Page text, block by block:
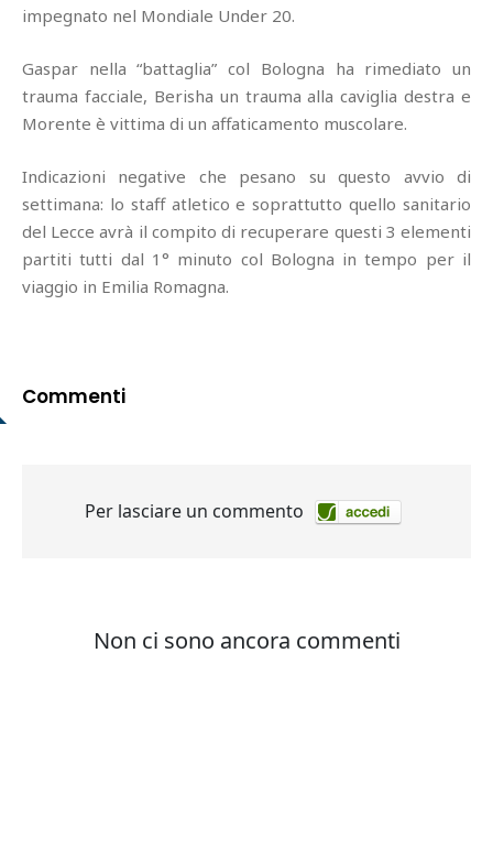
impegnato nel Mondiale Under 20.
Gaspar nella “battaglia” col Bologna ha rimediato un
trauma facciale, Berisha un trauma alla caviglia destra e
Morente è vittima di un affaticamento muscolare.
Indicazioni negative che pesano su questo avvio di
settimana: lo staff atletico e soprattutto quello sanitario
del Lecce avrà il compito di recuperare questi 3 elementi
partiti tutti dal 1° minuto col Bologna in tempo per il
viaggio in Emilia Romagna.
Commenti